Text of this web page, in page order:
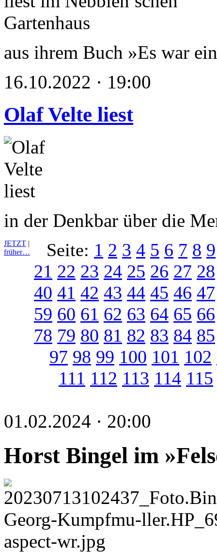
aus ihrem Buch »Es war
16.10.2022 · 19:00
Olaf Velte liest
in der Denkbar über die
JETZT |
früher…
Seite: 1 2 3 4 5 6 7 8 9
21 22 23 24 25 26 27 28
40 41 42 43 44 45 46 47
59 60 61 62 63 64 65 66
78 79 80 81 82 83 84 85
97 98 99 100 101 102
111 112 113 114 115
01.02.2024 · 20:00
Horst Bingel im